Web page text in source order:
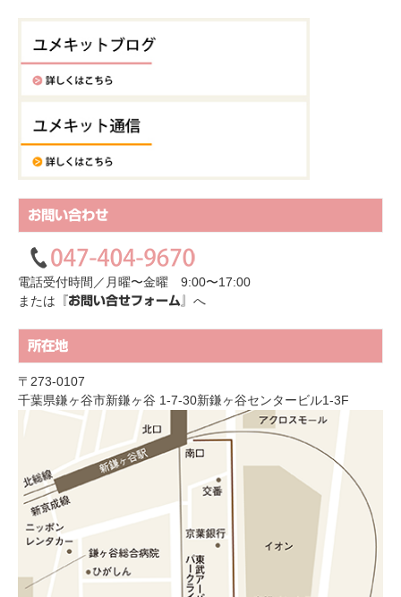
お問い合わせ
電話受付時間／月曜〜金曜 9:00〜17:00
または 『お問い合せフォーム』 へ
所在地
〒273-0107
千葉県鎌ヶ谷市新鎌ヶ谷 1-7-30新鎌ヶ谷センタービル1-3F